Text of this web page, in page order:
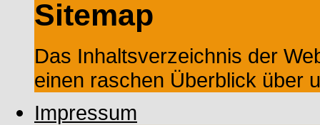
Sitemap
Das Inhaltsverzeichnis der
einen raschen Überblick über
Impressum